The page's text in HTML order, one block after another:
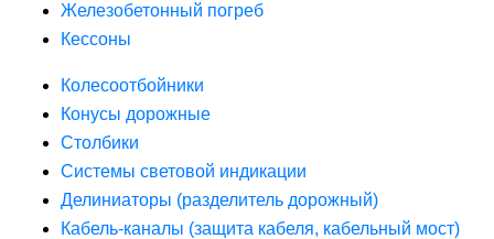
Железобетонный погреб
Кессоны
Колесоотбойники
Конусы дорожные
Столбики
Системы световой индикации
Делиниаторы (разделитель дорожный)
Кабель-каналы (защита кабеля, кабельный мост)